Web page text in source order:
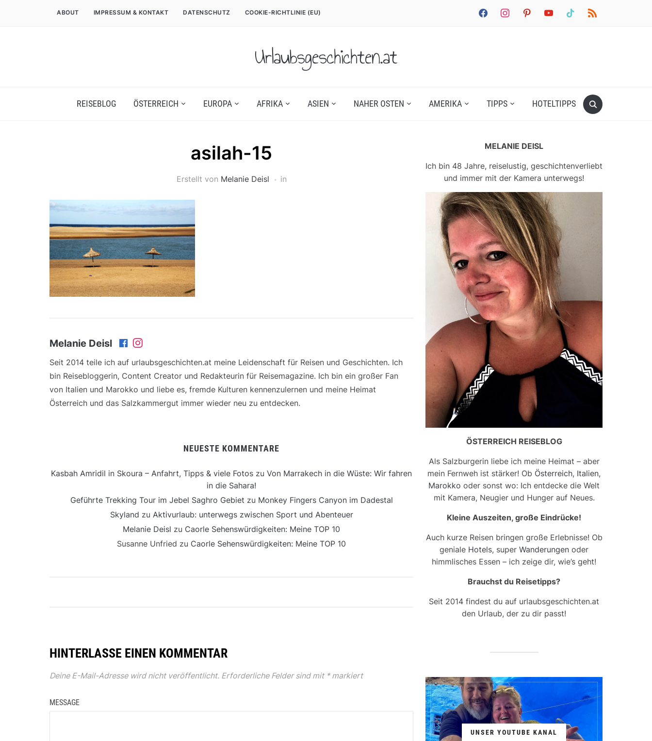
facebookinstagrampinterestyoutube tiktok rss
ABOUT IMPRESSUM & KONTAKT DATENSCHUTZ COOKIE-RICHTLINIE (EU)
Urlaubsgeschichten.at
REISEBLOG ÖSTERREICH EUROPA AFRIKA ASIEN NAHER OSTEN AMERIKA TIPPS HOTELTIPPS
asilah-15
Erstellt von Melanie Deisl in
Melanie Deisl
Seit 2014 teile ich auf urlaubsgeschichten.at meine Leidenschaft für Reisen und Geschichten. Ich
bin Reisebloggerin, Content Creator und Redakteurin für Reisemagazine. Ich bin ein großer Fan
von Italien und Marokko und liebe es, fremde Kulturen kennenzulernen und meine Heimat
Österreich und das Salzkammergut immer wieder neu zu entdecken.
NEUESTE KOMMENTARE
Kasbah Amridil in Skoura – Anfahrt, Tipps & viele Fotos zu Von Marrakech in die Wüste: Wir fahren
in die Sahara!
Geführte Trekking Tour im Jebel Saghro Gebiet zu Monkey Fingers Canyon im Dadestal
Skyland zu Aktivurlaub: unterwegs zwischen Sport und Abenteuer
Melanie Deisl zu Caorle Sehenswürdigkeiten: Meine TOP 10
Susanne Unfried zu Caorle Sehenswürdigkeiten: Meine TOP 10
HINTERLASSE EINEN KOMMENTAR
Deine E-Mail-Adresse wird nicht veröffentlicht. Erforderliche Felder sind mit *markiert
MESSAGE
MELANIE DEISL
Ich bin 48 Jahre, reiselustig, geschichtenverliebt
und immer mit der Kamera unterwegs!
ÖSTERREICH REISEBLOG
Als Salzburgerin liebe ich meine Heimat – aber
mein Fernweh ist stärker! Ob Österreich, Italien,
Marokko oder sonst wo: Ich entdecke die Welt
mit Kamera, Neugier und Hunger auf Neues.
Kleine Auszeiten, große Eindrücke!
Auch kurze Reisen bringen große Erlebnisse! Ob
geniale Hotels, super Wanderungen oder
himmlisches Essen – ich zeige dir, wie’s geht!
Brauchst du Reisetipps?
Seit 2014 findest du auf urlaubsgeschichten.at
den Urlaub, der zu dir passt!
UNSER YOUTUBE KANAL